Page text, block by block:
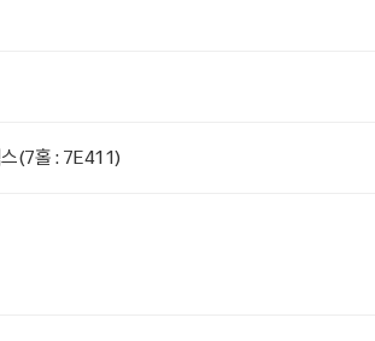
(7홀 : 7E411)